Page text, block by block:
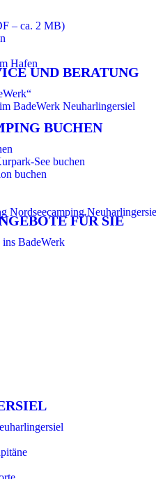
– ca. 2 MB)
Hafen
UND BERATUNG
BadeWerk Neuharlingersiel
BUCHEN
See buchen
buchen
Nordseecamping
FÜR SIE
BadeWerk